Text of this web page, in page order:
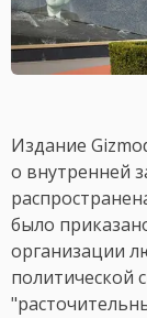
Издание
о внутренней
было
организации
политической